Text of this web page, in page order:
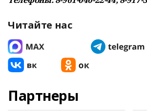
Читайте нас
Партнеры